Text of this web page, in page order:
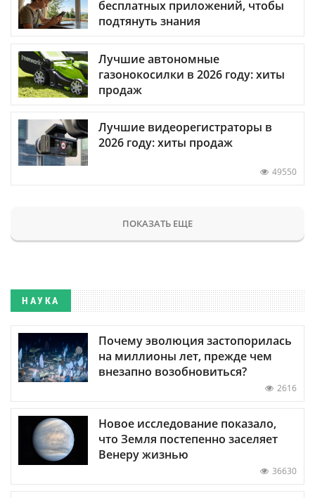
бесплатных приложений, чтобы
подтянуть знания
Лучшие автономные
газонокосилки в 2026 году: хиты
продаж
Лучшие видеорегистраторы в
2026 году: хиты продаж
49550
ПОКАЗАТЬ ЕЩЕ
НАУКА
Почему эволюция застопорилась
на миллионы лет, прежде чем
внезапно возобновиться?
2616
Новое исследование показало,
что Земля постепенно заселяет
Венеру жизнью
36630